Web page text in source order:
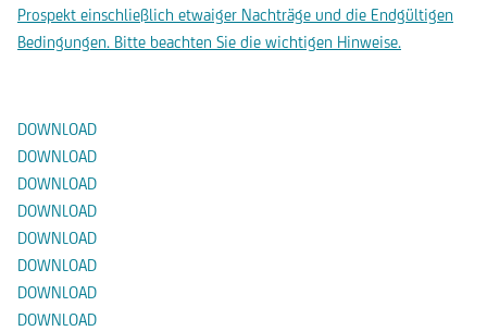
Prospekt einschließlich etwaiger Nachträge und die Endgültigen
Bedingungen. Bitte beachten Sie die wichtigen Hinweise.
DOWNLOAD
DOWNLOAD
DOWNLOAD
DOWNLOAD
DOWNLOAD
DOWNLOAD
DOWNLOAD
DOWNLOAD